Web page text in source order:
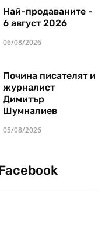
Най-продаваните -
6 август 2026
06/08/2026
Почина писателят и
журналист
Димитър
Шумналиев
05/08/2026